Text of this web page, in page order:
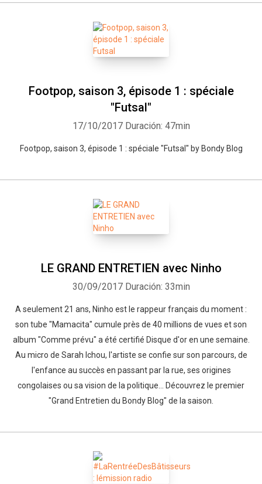
Footpop, saison 3, épisode 1 : spéciale
"Futsal"
17/10/2017 Duración: 47min
Footpop, saison 3, épisode 1 : spéciale "Futsal" by Bondy Blog
LE GRAND ENTRETIEN avec Ninho
30/09/2017 Duración: 33min
A seulement 21 ans, Ninho est le rappeur français du moment :
son tube "Mamacita" cumule près de 40 millions de vues et son
album "Comme prévu" a été certifié Disque d'or en une semaine.
Au micro de Sarah Ichou, l'artiste se confie sur son parcours, de
l'enfance au succès en passant par la rue, ses origines
congolaises ou sa vision de la politique... Découvrez le premier
"Grand Entretien du Bondy Blog" de la saison.